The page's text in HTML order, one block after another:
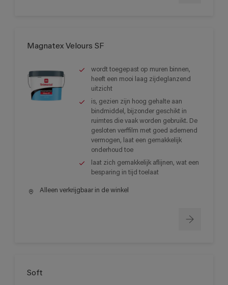
Magnatex Velours SF
wordt toegepast op muren binnen,
heeft een mooi laag zijdeglanzend
uitzicht
is, gezien zijn hoog gehalte aan
bindmiddel, bijzonder geschikt in
ruimtes die vaak worden gebruikt. De
gesloten verffilm met goed ademend
vermogen, laat een gemakkelijk
onderhoud toe
laat zich gemakkelijk aflijnen, wat een
besparing in tijd toelaat
Alleen verkrijgbaar in de winkel
Soft